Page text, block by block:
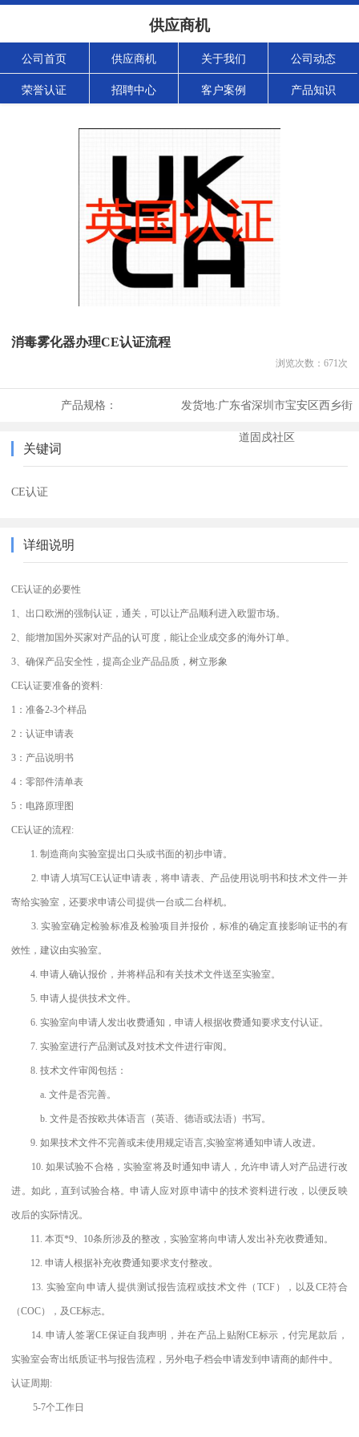
供应商机
公司首页 供应商机 关于我们 公司动态
荣誉认证 招聘中心 客户案例 产品知识
消毒雾化器办理CE认证流程
浏览次数： 671次
产品规格： 发货地:广东省深圳市宝安区西乡街
道固戍社区
关键词
CE认证
详细说明
CE认证的必要性
1、出口欧洲的强制认证，通关，可以让产品顺利进入欧盟市场。
2、能增加国外买家对产品的认可度，能让企业成交多的海外订单。
3、确保产品安全性，提高企业产品品质，树立形象
CE认证要准备的资料:
1：准备2-3个样品
2：认证申请表
3：产品说明书
4：零部件清单表
5：电路原理图
CE认证的流程:
1. 制造商向实验室提出口头或书面的初步申请。
2. 申请人填写CE认证申请表，将申请表、产品使用说明书和技术文件一并
寄给实验室，还要求申请公司提供一台或二台样机。
3. 实验室确定检验标准及检验项目并报价，标准的确定直接影响证书的有
效性，建议由实验室。
4. 申请人确认报价，并将样品和有关技术文件送至实验室。
5. 申请人提供技术文件。
6. 实验室向申请人发出收费通知，申请人根据收费通知要求支付认证。
7. 实验室进行产品测试及对技术文件进行审阅。
8. 技术文件审阅包括：
a. 文件是否完善。
b. 文件是否按欧共体语言（英语、德语或法语）书写。
9. 如果技术文件不完善或未使用规定语言,实验室将通知申请人改进。
10. 如果试验不合格，实验室将及时通知申请人，允许申请人对产品进行改
进。如此，直到试验合格。申请人应对原申请中的技术资料进行改，以便反映
改后的实际情况。
11. 本页*9、10条所涉及的整改，实验室将向申请人发出补充收费通知。
12. 申请人根据补充收费通知要求支付整改。
13. 实验室向申请人提供测试报告流程或技术文件（TCF），以及CE符合
（COC），及CE标志。
14. 申请人签署CE保证自我声明，并在产品上贴附CE标示，付完尾款后，
实验室会寄出纸质证书与报告流程，另外电子档会申请发到申请商的邮件中。
认证周期:
5-7个工作日